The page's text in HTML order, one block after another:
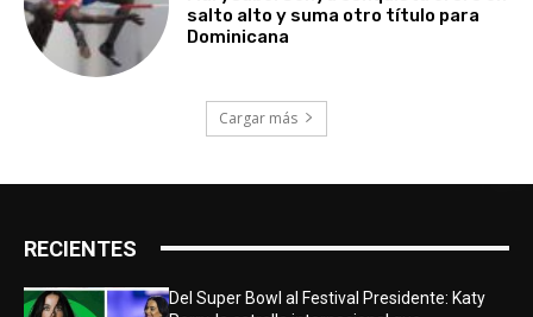
salto alto y suma otro título para
Dominicana
Cargar más
RECIENTES
Del Super Bowl al Festival Presidente: Katy